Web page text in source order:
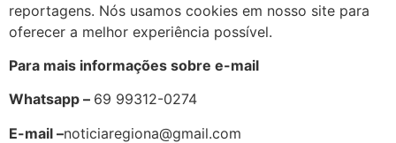
reportagens. Nós usamos cookies em nosso site para
oferecer a melhor experiência possível.
Para mais informações sobre e-mail
Whatsapp – 69 99312-0274
E-mail –noticiaregiona@gmail.com